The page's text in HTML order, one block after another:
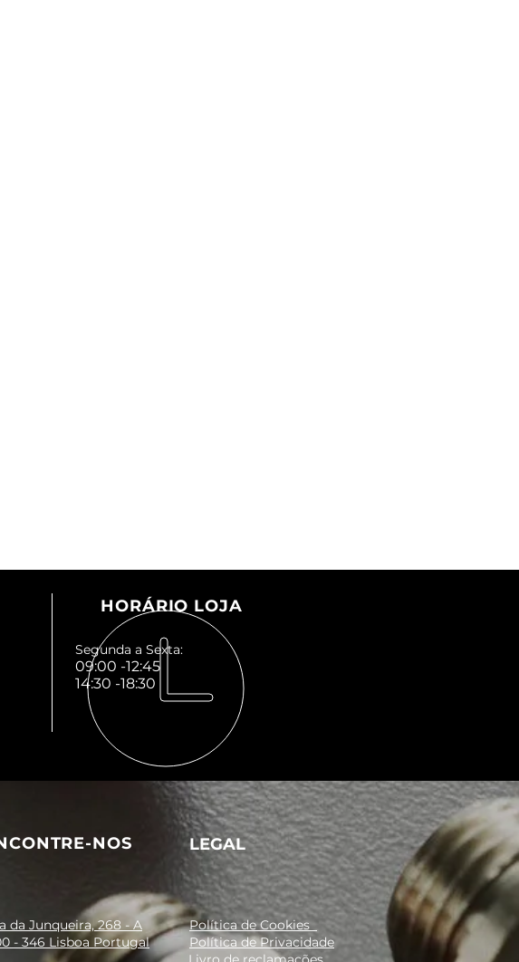
HORÁRIO LOJA
Segunda a Sexta:
09:00 -12:45
14:30 -18:30
NOS LEGAL
da Junqueira, 268 - A
- 346 Lisboa Portugal
Política de Cookies
Política de Privacidade